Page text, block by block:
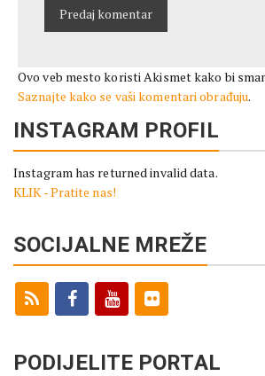
Ovo veb mesto koristi Akismet kako bi
Saznajte kako se vaši komentari obrađuju.
INSTAGRAM PROFIL
Instagram has returned invalid data.
KLIK - Pratite nas!
SOCIJALNE MREŽE
PODIJELITE PORTAL